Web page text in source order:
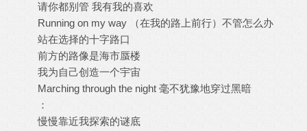
请你都别管 我有我的喜欢
Running on my way （在我的路上前行）不管怎么办
站在选择的十字路口
前方的路像是海市蜃楼
我为自己创造一个宇宙
Marching through the night 毫不犹豫地穿过黑暗
：
慢慢靠近我探索的谜底